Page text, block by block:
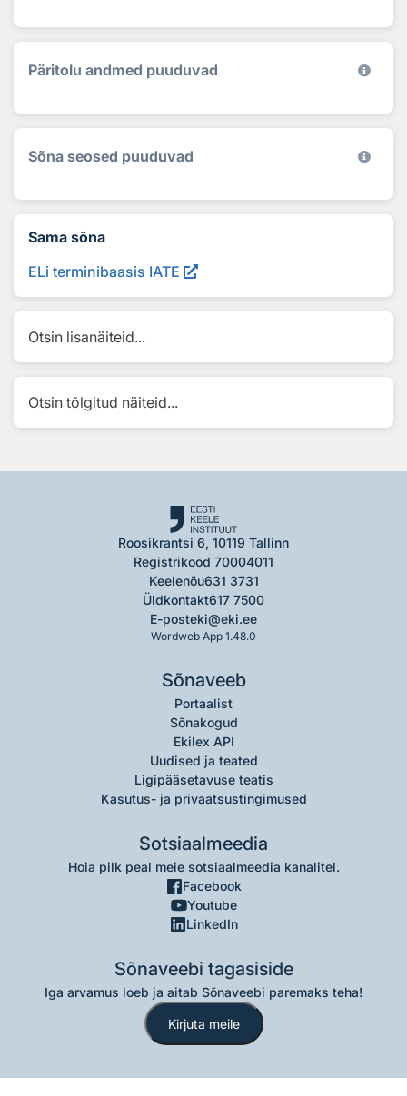
Päritolu andmed puuduvad
Sõna seosed puuduvad
Sama sõna
ELi terminibaasis IATE
Otsin lisanäiteid...
Otsin tõlgitud näiteid...
Roosikrantsi 6, 10119 Tallinn
Registrikood 70004011
Keelenõu631 3731
Üldkontakt617 7500
E-posteki@eki.ee
Wordweb App 1.48.0
Sõnaveeb
Portaalist
Sõnakogud
Ekilex API
Uudised ja teated
Ligipääsetavuse teatis
Kasutus- ja privaatsustingimused
Sotsiaalmeedia
Hoia pilk peal meie sotsiaalmeedia kanalitel.
Facebook
Youtube
LinkedIn
Sõnaveebi tagasiside
Iga arvamus loeb ja aitab Sõnaveebi paremaks teha!
Kirjuta meile